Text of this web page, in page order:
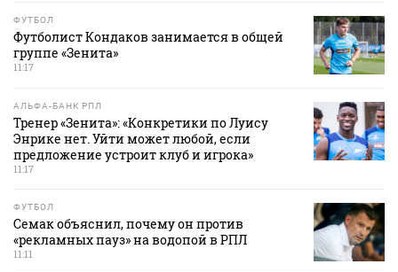
ФУТБОЛ
Футболист Кондаков занимается в общей
группе «Зенита»
11:17
АЛЬФА-БАНК РПЛ
Тренер «Зенита»: «Конкретики по Луису
Энрике нет. Уйти может любой, если
предложение устроит клуб и игрока»
11:17
ФУТБОЛ
Семак объяснил, почему он против
«рекламных пауз» на водопой в РПЛ
11:11